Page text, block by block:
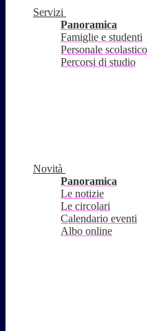
Servizi
Panoramica
Famiglie e studenti
Personale scolastico
Percorsi di studio
Novità
Panoramica
Le notizie
Le circolari
Calendario eventi
Albo online